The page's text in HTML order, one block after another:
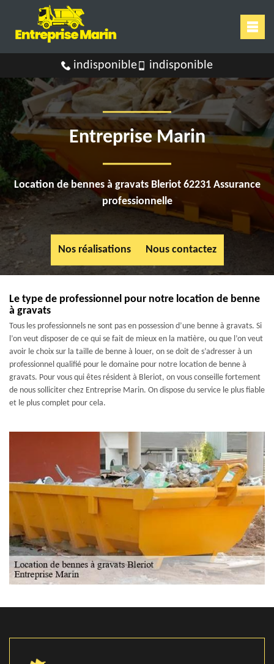
indisponible indisponible
Entreprise Marin
Location de bennes à gravats Bleriot 62231 Assurance
professionnelle
Nos réalisations Nous contactez
Le type de professionnel pour notre location de benne
à gravats
Tous les professionnels ne sont pas en possession d’une benne à gravats. Si
l’on veut disposer de ce qui se fait de mieux en la matière, ou que l’on veut
avoir le choix sur la taille de benne à louer, on se doit de s’adresser à un
professionnel qualifié pour le domaine pour notre location de benne à
gravats. Pour vous qui êtes résident à Bleriot, on vous conseille fortement
de nous solliciter chez Entreprise Marin. On dispose du service le plus fiable
et le plus complet pour cela.